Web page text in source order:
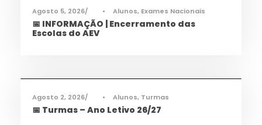
Agosto 5, 2026 • Alunos, Exames Nacionais
📅 INFORMAÇÃO | Encerramento das
Escolas do AEV
Agosto 2, 2026 • Alunos, Turmas
📅 Turmas – Ano Letivo 26/27